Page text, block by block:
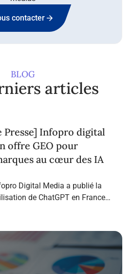
contacter
BLOG
articles
Presse] Infopro digital
offre GEO pour
au cœur des IA
Digital Media a publié la
de ChatGPT en France